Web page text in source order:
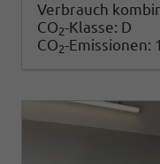
Verbrauch
CO2-Klasse: D
CO2-Emissionen: